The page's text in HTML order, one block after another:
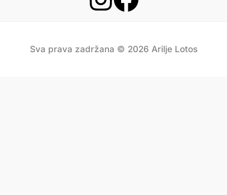
Sva prava zadržana © 2026 Arilje Lotos